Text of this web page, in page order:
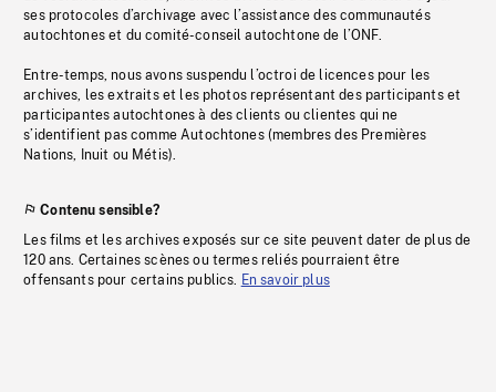
ses protocoles d’archivage avec l’assistance des communautés
autochtones et du comité-conseil autochtone de l’ONF.
Entre-temps, nous avons suspendu l’octroi de licences pour les
archives, les extraits et les photos représentant des participants et
participantes autochtones à des clients ou clientes qui ne
s’identifient pas comme Autochtones (membres des Premières
Nations, Inuit ou Métis).
Contenu sensible?
Les films et les archives exposés sur ce site peuvent dater de plus de
120 ans. Certaines scènes ou termes reliés pourraient être
offensants pour certains publics. En savoir plus